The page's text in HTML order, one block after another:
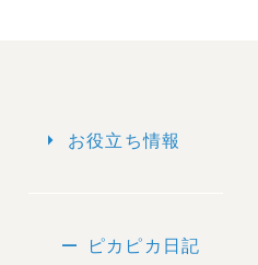
arrow_right お役立ち情報
remove ピカピカ日記